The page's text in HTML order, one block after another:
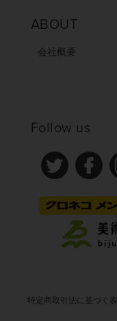
ABOUT
会社概要
Follow us
特定商取引法に基づく表